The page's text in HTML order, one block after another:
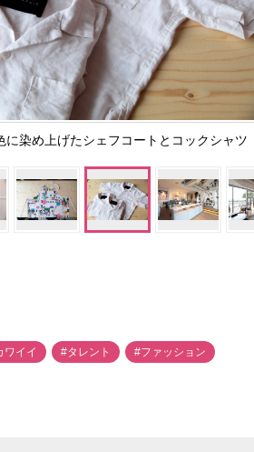
染め上げたシェフコートとコックシャツ
ワイイ #タレント #ファッション